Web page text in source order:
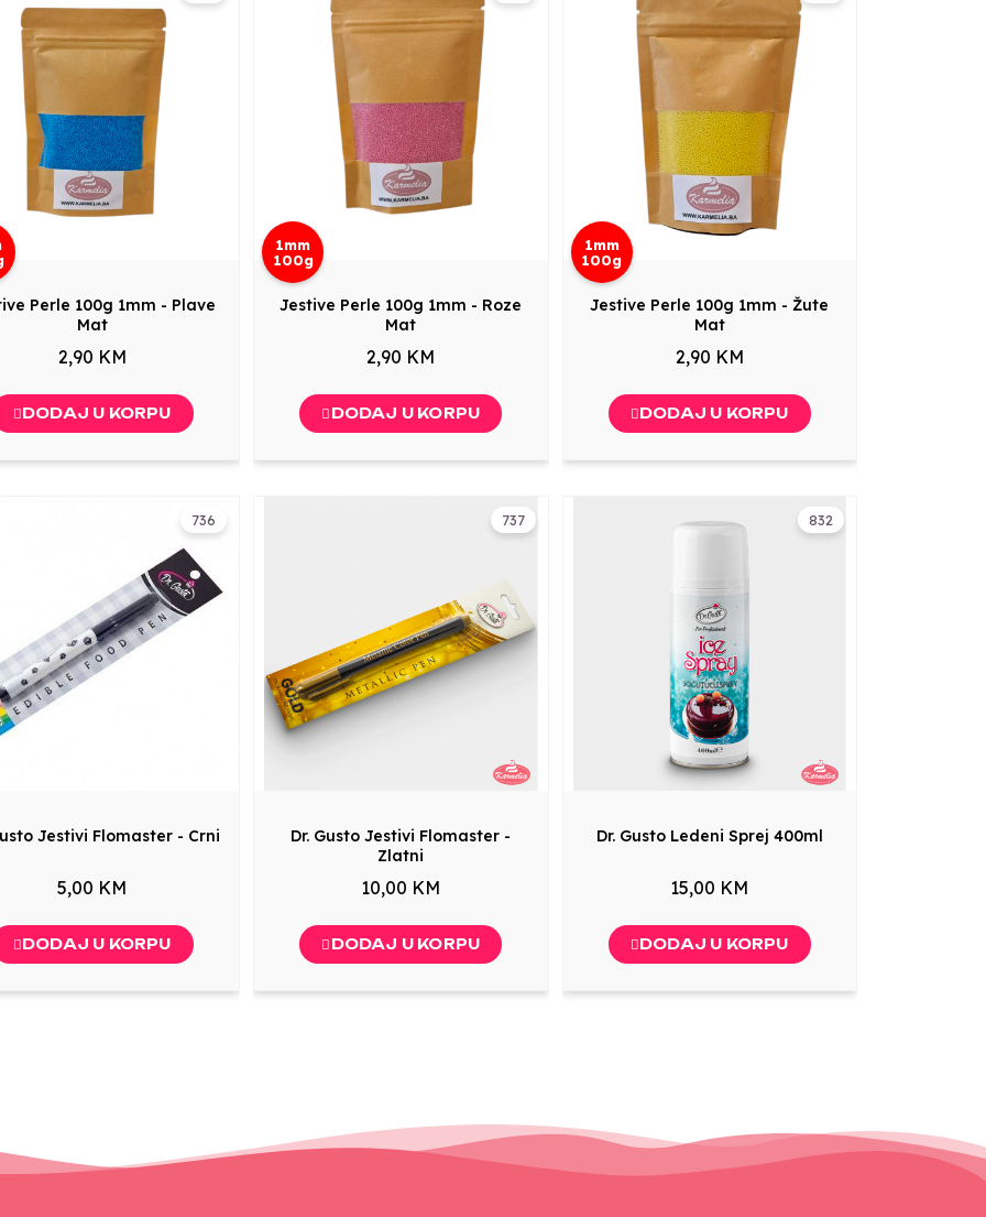
Perle 100g 1mm - Plave
Mat
2,90 KM
DODAJ U KORPU
1mm
100g
Jestive Perle 100g 1mm - Roze
Mat
2,90 KM
DODAJ U KORPU
1mm
100g
Jestive Perle 100g 1mm - Žute
Mat
2,90 KM
DODAJ U KORPU
736
Jestivi Flomaster - Crni
5,00 KM
DODAJ U KORPU
737
Dr. Gusto Jestivi Flomaster -
Zlatni
10,00 KM
DODAJ U KORPU
832
Dr. Gusto Ledeni Sprej 400ml
15,00 KM
DODAJ U KORPU